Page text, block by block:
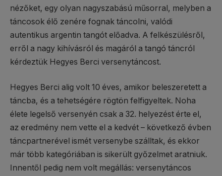
nézőket, egy olyan nagyszabású műsorral, melyben a
táncosok élő zenére fognak táncolni, valódi
autentikus argentin tangót előadva. A felkészülésről,
erről a nagy kihívásról és magáról a tangó táncról
kérdeztük Hegyes Berci versenytáncost.
Hegyes Berci alig volt 10 éves, amikor beleszeretett a
táncba, és a tehetségére rögtön felfigyeltek. Noha
élete legelső versenyén csak a 32. helyezést érte el,
az eredmény nem vette el a kedvét – következő évben
táncpartnerével ismét versenybe szálltak, és ekkor
már több kategóriában is sikerült győzelmet aratniuk.
Innentől pedig nem volt megállás: versenytáncos